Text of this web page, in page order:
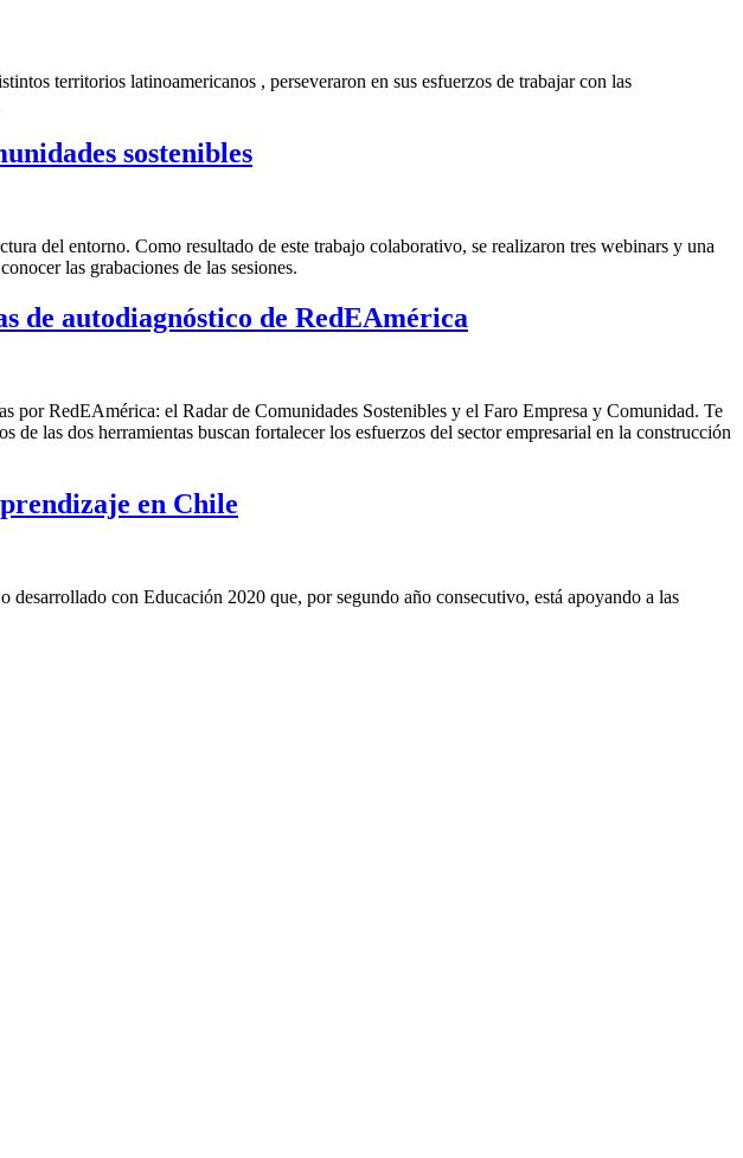
territorios latinoamericanos , perseveraron en sus esfuerzos de trabajar con las
sostenibles
del entorno. Como resultado de este trabajo colaborativo, se realizaron tres webinars y una
las grabaciones de las sesiones.
de autodiagnóstico de RedEAmérica
por RedEAmérica: el Radar de Comunidades Sostenibles y el Faro Empresa y Comunidad. Te
las dos herramientas buscan fortalecer los esfuerzos del sector empresarial en la construcción
en Chile
con Educación 2020 que, por segundo año consecutivo, está apoyando a las